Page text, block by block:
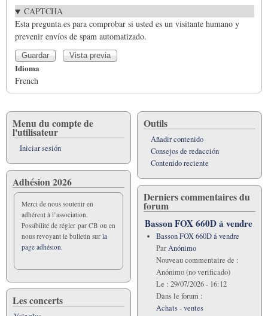
CAPTCHA
Esta pregunta es para comprobar si usted es un visitante humano y
prevenir envíos de spam automatizado.
Idioma
French
Menu du compte de
l'utilisateur
Iniciar sesión
Adhésion 2026
Merci de nous soutenir en
adhérent à l’association.
Possibilité de régler par CB ou en
nous revoyant le bulletin sur la
page adhésion.
Les concerts
Outils
Añadir contenido
Consejos de redacción
Contenido reciente
Derniers commentaires du
forum
Basson FOX 660D á vendre
Basson FOX 660D á vendre
ParAnónimo
Nouveau commentaire de :
Anónimo (no verificado)
Le : 29/07/2026 - 16:12
Dans le forum :
Achats - ventes